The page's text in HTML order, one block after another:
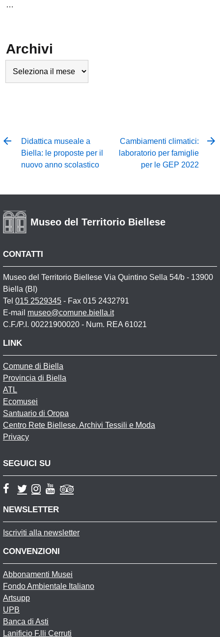
…
Archivi
Didattica museale a
Biella: le proposte per il
nuovo anno scolastico
Cambiamenti climatici:
laboratorio per famiglie
per le GEP 2022
Museo del Territorio Biellese
CONTATTI
Museo del Territorio Biellese Via Quintino Sella 54/b - 13900
Biella (BI)
Tel 015 2529345 - Fax 015 2432791
E-mail museo@comune.biella.it
C.F./P.I. 00221900020 - Num. REA 61021
LINK
Comune di Biella
Provincia di Biella
ATL
Ecomusei
Santuario di Oropa
Centro Rete Biellese. Archivi Tessili e Moda
Privacy
SEGUICI SU
NEWSLETTER
Iscriviti alla newsletter
CONVENZIONI
Abbonamenti Musei
Fondo Ambientale Italiano
Artsupp
UPB
Banca di Asti
Lanificio F.lli Cerruti